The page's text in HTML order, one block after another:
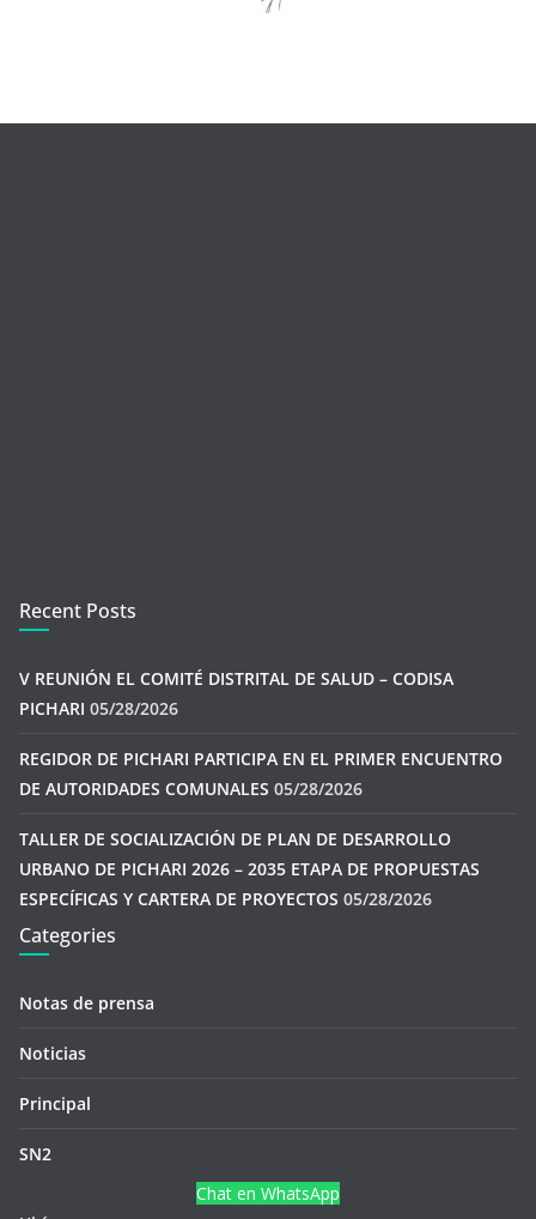
Recent Posts
V REUNIÓN EL COMITÉ DISTRITAL DE SALUD – CODISA
PICHARI 05/28/2026
REGIDOR DE PICHARI PARTICIPA EN EL PRIMER ENCUENTRO
DE AUTORIDADES COMUNALES 05/28/2026
TALLER DE SOCIALIZACIÓN DE PLAN DE DESARROLLO
URBANO DE PICHARI 2026 – 2035 ETAPA DE PROPUESTAS
ESPECÍFICAS Y CARTERA DE PROYECTOS 05/28/2026
Categories
Notas de prensa
Noticias
Principal
SN2
Chat en WhatsApp